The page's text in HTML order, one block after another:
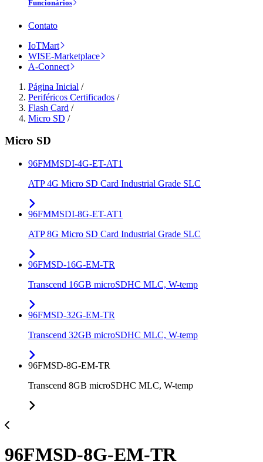
Funcionários
Contato
IoTMart
WISE-Marketplace
A-Connect
Página Inicial /
Periféricos Certificados /
Flash Card /
Micro SD /
Micro SD
96FMMSDI-4G-ET-AT1
ATP 4G Micro SD Card Industrial Grade SLC
96FMMSDI-8G-ET-AT1
ATP 8G Micro SD Card Industrial Grade SLC
96FMSD-16G-EM-TR
Transcend 16GB microSDHC MLC, W-temp
96FMSD-32G-EM-TR
Transcend 32GB microSDHC MLC, W-temp
96FMSD-8G-EM-TR
Transcend 8GB microSDHC MLC, W-temp
96FMSD-8G-EM-TR